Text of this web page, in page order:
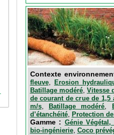
Contexte
fleuve,
Erosion
Batillage modéré, Vitesse
de courant de crue de 1,5
m/s, Batillage modéré
d’étanchéité, Protection
Gamme : Génie
bio-ingénierie, Coco